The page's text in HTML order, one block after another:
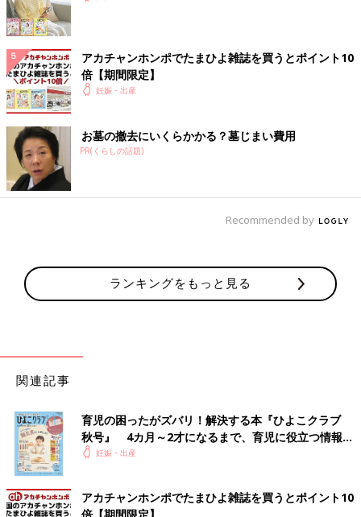
アカチャンホンポでたまひよ雑誌を買うとポイント10
倍【期間限定】
妊娠・出産
お墓の撤去にいくらかかる？墓じまい費用
PR(くらしの話題)
Recommended by
ランキングをもっと見る
関連記事
育児の困ったがズバリ！解決する本『ひよこクラブ
秋号』 4カ月～2才になるまで、育児に役立つ情報が
いっぱい！
妊娠・出産
アカチャンホンポでたまひよ雑誌を買うとポイント10